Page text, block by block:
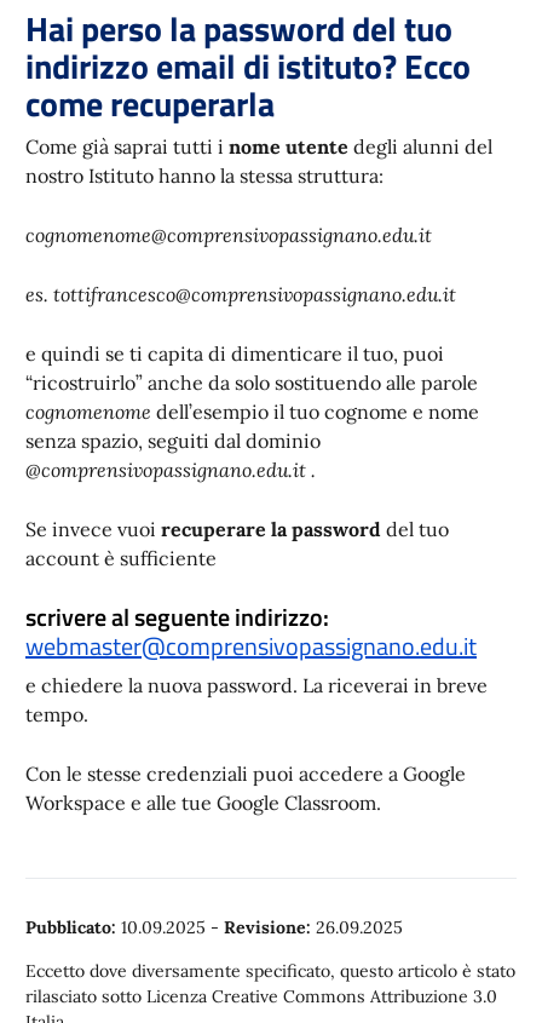
Hai perso la password del tuo
indirizzo email di istituto? Ecco
come recuperarla
Come già saprai tutti i nome utente degli alunni del
nostro Istituto hanno la stessa struttura:
cognomenome@comprensivopassignano.edu.it
es. tottifrancesco@comprensivopassignano.edu.it
e quindi se ti capita di dimenticare il tuo, puoi
“ricostruirlo” anche da solo sostituendo alle parole
cognomenome dell’esempio il tuo cognome e nome
senza spazio, seguiti dal dominio
@comprensivopassignano.edu.it .
Se invece vuoi recuperare la password del tuo
account è sufficiente
scrivere al seguente indirizzo:
webmaster@comprensivopassignano.edu.it
e chiedere la nuova password. La riceverai in breve
tempo.
Con le stesse credenziali puoi accedere a Google
Workspace e alle tue Google Classroom.
Pubblicato: 10.09.2025 - Revisione: 26.09.2025
Eccetto dove diversamente specificato, questo articolo è stato
rilasciato sotto Licenza Creative Commons Attribuzione 3.0